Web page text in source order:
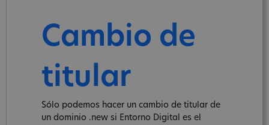
Cambio de
titular
Sólo podemos hacer un cambio de titular de
un dominio .new si Entorno Digital es el